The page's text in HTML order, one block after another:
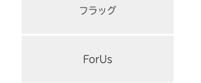
フラッグ
ForUs